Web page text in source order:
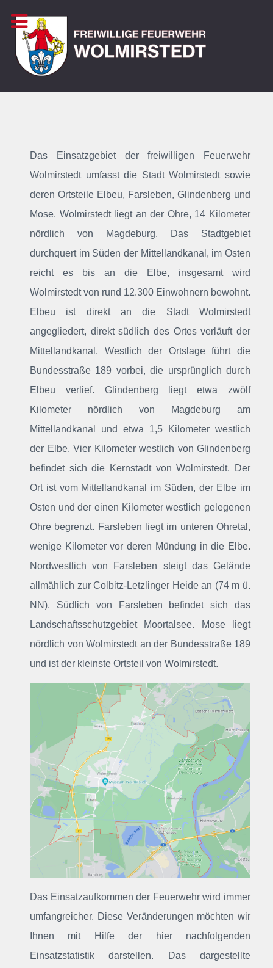
Das Einsatzgebiet der freiwilligen Feuerwehr
Wolmirstedt umfasst die Stadt Wolmirstedt sowie
deren Ortsteile Elbeu, Farsleben, Glindenberg und
Mose. Wolmirstedt liegt an der Ohre, 14 Kilometer
nördlich von Magdeburg. Das Stadtgebiet
durchquert im Süden der Mittellandkanal, im Osten
reicht es bis an die Elbe, insgesamt wird
Wolmirstedt von rund 12.300 Einwohnern bewohnt.
Elbeu ist direkt an die Stadt Wolmirstedt
angegliedert, direkt südlich des Ortes verläuft der
Mittellandkanal. Westlich der Ortslage führt die
Bundesstraße 189 vorbei, die ursprünglich durch
Elbeu verlief. Glindenberg liegt etwa zwölf
Kilometer nördlich von Magdeburg am
Mittellandkanal und etwa 1,5 Kilometer westlich
der Elbe. Vier Kilometer westlich von Glindenberg
befindet sich die Kernstadt von Wolmirstedt. Der
Ort ist vom Mittellandkanal im Süden, der Elbe im
Osten und der einen Kilometer westlich gelegenen
Ohre begrenzt. Farsleben liegt im unteren Ohretal,
wenige Kilometer vor deren Mündung in die Elbe.
Nordwestlich von Farsleben steigt das Gelände
allmählich zur Colbitz-Letzlinger Heide an (74 m ü.
NN). Südlich von Farsleben befindet sich das
Landschaftsschutzgebiet Moortalsee. Mose liegt
nördlich von Wolmirstedt an der Bundesstraße 189
und ist der kleinste Ortsteil von Wolmirstedt.
Das Einsatzaufkommen der Feuerwehr wird immer
umfangreicher. Diese Veränderungen möchten wir
Ihnen mit Hilfe der hier nachfolgenden
Einsatzstatistik darstellen. Das dargestellte